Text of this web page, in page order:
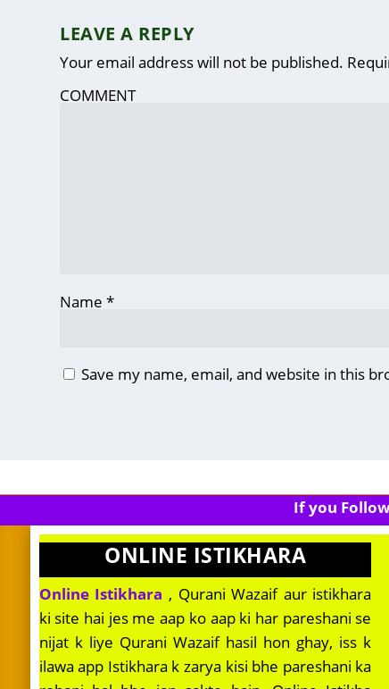
LEAVE A REPLY
Your email address will not be published.
COMMENT
Name*
Save my name, email, and website in this
If you
ONLINE ISTIKHARA
Online Istikhara , Qurani Wazaif aur istikhara
ki site hai jes me aap ko aap ki har pareshani se
nijat k liye Qurani Wazaif hasil hon ghay, iss k
ilawa app Istikhara k zarya kisi bhe pareshani ka